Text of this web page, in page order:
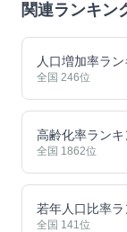
関連ランキン
人口増加率ラ
全国 246位
高齢化率ランキ
全国 1862位
若年人口比率
全国 141位